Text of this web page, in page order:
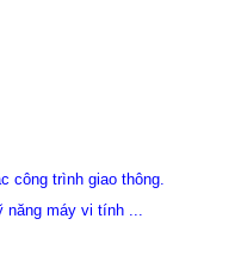
công trình giao thông.
năng máy vi tính ...